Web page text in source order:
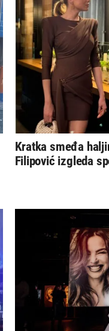
Kratka smeđa
Filipović izgleda